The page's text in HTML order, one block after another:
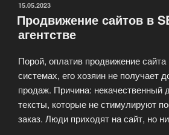
ОПУБЛИКОВАНО
15.05.2023
Продвижение сайтов в
агентстве
Порой, оплатив продвижение
системах, его хозяин не получает
продаж. Причина: некачественный
тексты, которые не стимулируют
заказ. Люди приходят на сайт, но